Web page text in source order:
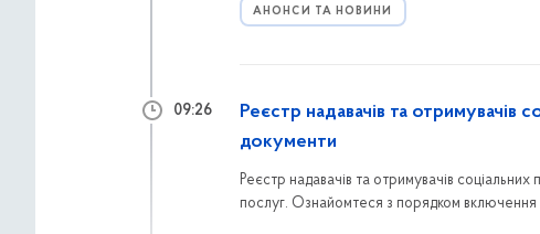
АНОНСИ ТА НОВИНИ
Реєстр надавачів та
документи
Реєстр надавачів та отримувачів
послуг. Ознайомтеся з порядком включення
09:26